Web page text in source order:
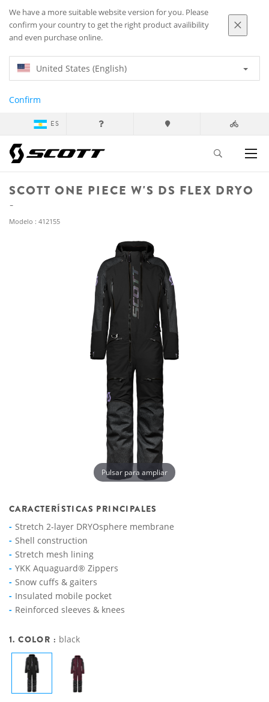
We have a more suitable website version for you. Please
confirm your country to get the right product availibility
and even purchase online.
United States (English)
Confirm
ES
SCOTT ONE PIECE W'S DS FLEX DRYO
Modelo : 412155
Pulsar para ampliar
CARACTERÍSTICAS PRINCIPALES
Stretch 2-layer DRYOsphere membrane
Shell construction
Stretch mesh lining
YKK Aquaguard® Zippers
Snow cuffs & gaiters
Insulated mobile pocket
Reinforced sleeves & knees
1. COLOR : black